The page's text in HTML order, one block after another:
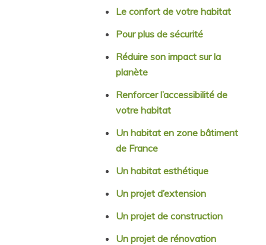
Le confort de votre habitat
Pour plus de sécurité
Réduire son impact sur la
planète
Renforcer l’accessibilité de
votre habitat
Un habitat en zone bâtiment
de France
Un habitat esthétique
Un projet d’extension
Un projet de construction
Un projet de rénovation